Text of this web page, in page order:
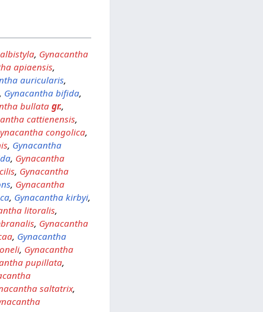
, Gynacantha
apiaensis,
auricularis,
, Gynacantha bifida,
bullatagr.,
cattienensis,
congolica,
, Gynacantha
, Gynacantha
, Gynacantha
, Gynacantha
, Gynacantha kirbyi,
litoralis,
, Gynacantha
, Gynacantha
, Gynacantha
pupillata,
saltatrix,